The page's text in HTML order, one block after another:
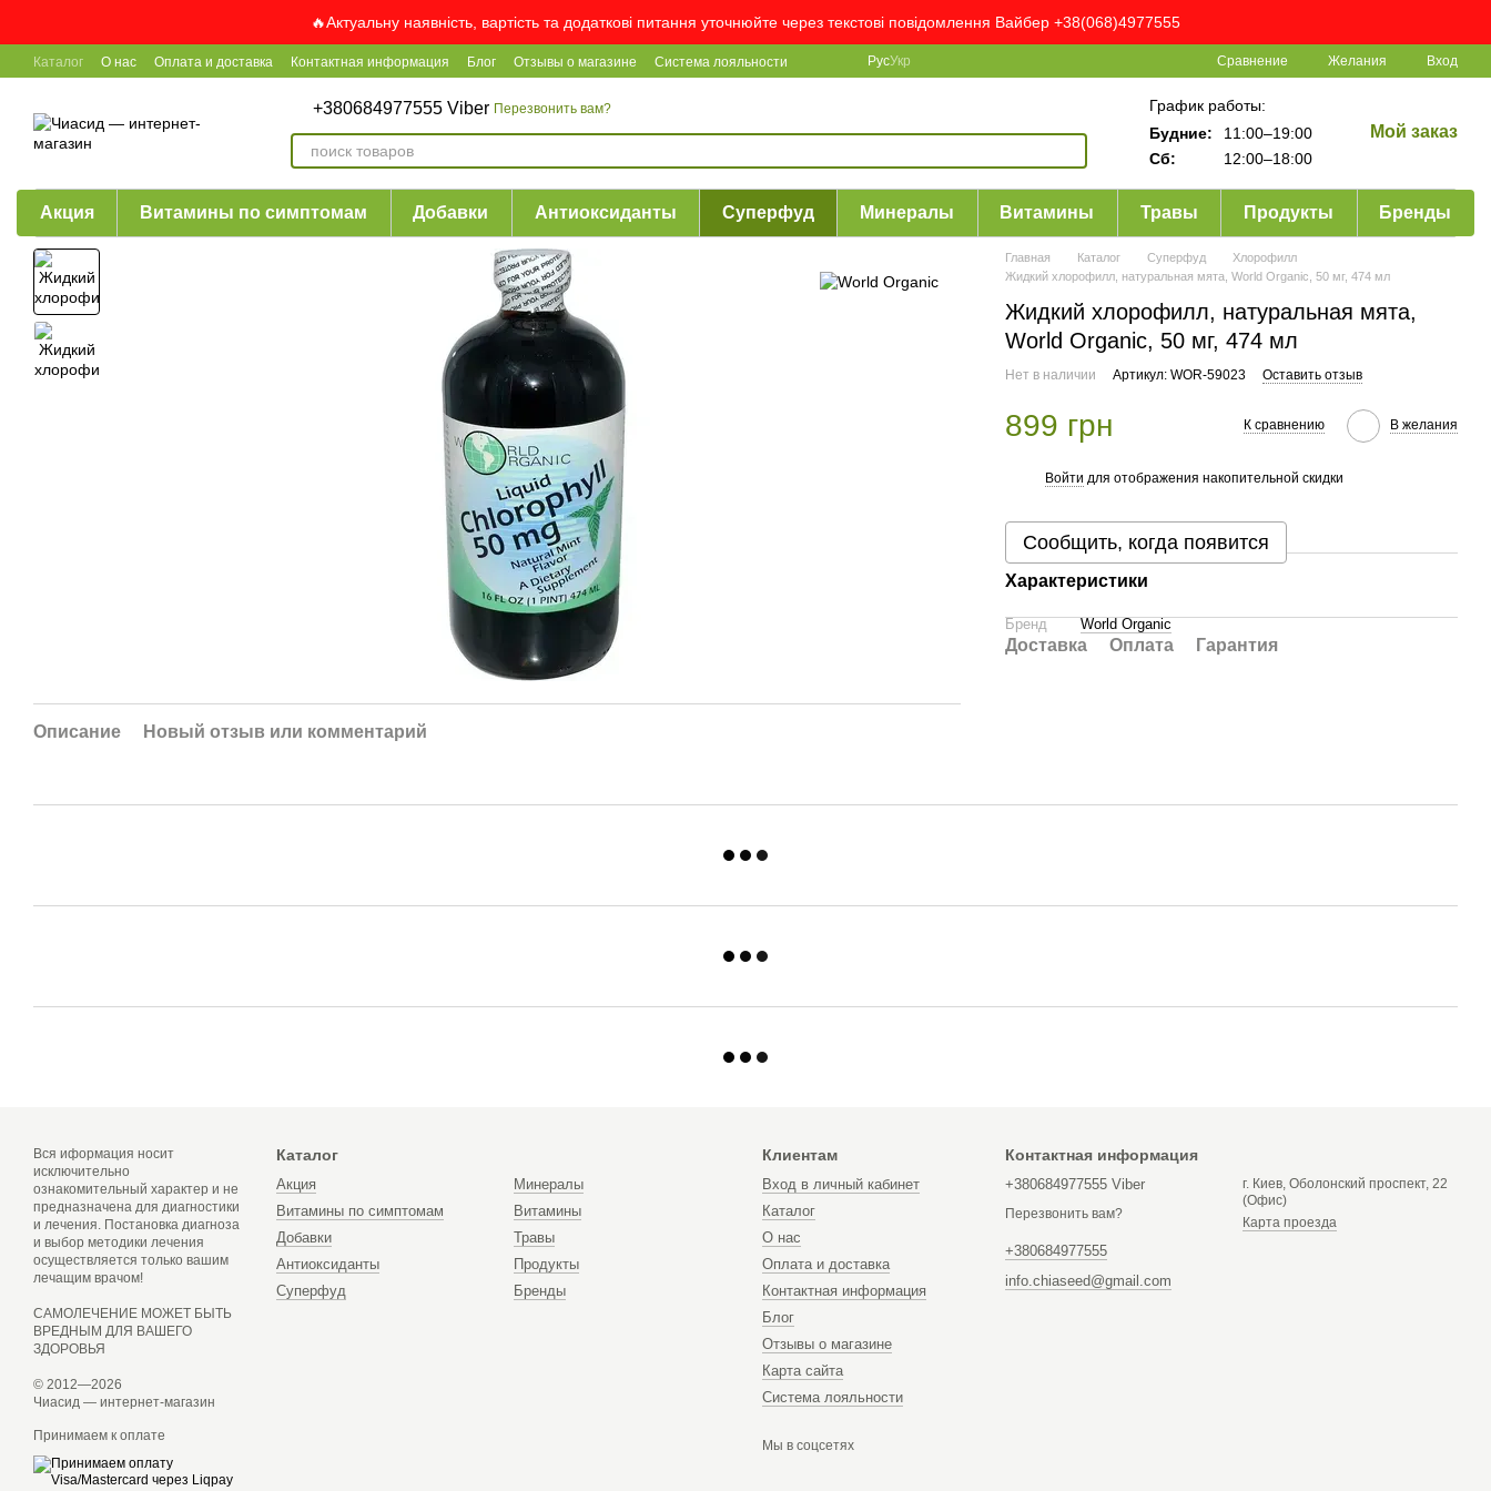
🔥Актуальну наявність, вартість та додаткові питання уточнюйте через текстові повідомлення Вайбер +38(068)4977555
Каталог О нас Оплата и доставка Контактная информация Блог Отзывы о магазине Система лояльности РусУкр Сравнение Желания Вход
+380684977555 Viber Перезвонить вам?
График работы:
Будние:
11:00–19:00
Сб:
12:00–18:00
Мой заказ
Акция Витамины по симптомам Добавки Антиоксиданты Суперфуд Минералы Витамины Травы Продукты Бренды
Описание Новый отзыв или комментарий
Главная Каталог Суперфуд
Хлорофилл
Жидкий хлорофилл, натуральная мята, World Organic, 50 мг, 474 мл
Жидкий хлорофилл, натуральная мята,
World Organic, 50 мг, 474 мл
Нет в наличии Артикул: WOR-59023 Оставить отзыв
899 грн К сравнению В желания
Войти для отображения накопительной скидки
Сообщить, когда появится
Характеристики
Бренд World Organic
Доставка Оплата Гарантия
Вся иформация носит
исключительно
ознакомительный характер и не
предназначена для диагностики
и лечения. Постановка диагноза
и выбор методики лечения
осуществляется только вашим
лечащим врачом!
САМОЛЕЧЕНИЕ МОЖЕТ БЫТЬ
ВРЕДНЫМ ДЛЯ ВАШЕГО
ЗДОРОВЬЯ
© 2012—2026
Чиасид — интернет-магазин
Принимаем к оплате
Каталог
Акция
Витамины по симптомам
Добавки
Антиоксиданты
Суперфуд
Минералы
Витамины
Травы
Продукты
Бренды
Клиентам
Вход в личный кабинет
Каталог
О нас
Оплата и доставка
Контактная информация
Блог
Отзывы о магазине
Карта сайта
Система лояльности
Мы в соцсетях
Контактная информация
+380684977555 Viber
Перезвонить вам?
+380684977555
info.chiaseed@gmail.com
г. Киев, Оболонский проспект, 22
(Офис)
Карта проезда